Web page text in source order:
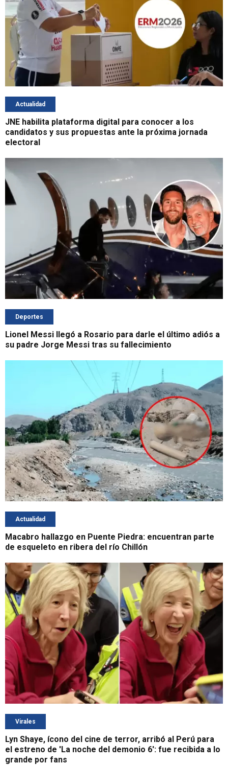
Actualidad
JNE habilita plataforma digital para conocer a los
candidatos y sus propuestas ante la próxima jornada
electoral
Deportes
Lionel Messi llegó a Rosario para darle el último adiós a
su padre Jorge Messi tras su fallecimiento
Actualidad
Macabro hallazgo en Puente Piedra: encuentran parte
de esqueleto en ribera del río Chillón
Virales
Lyn Shaye, ícono del cine de terror, arribó al Perú para
el estreno de 'La noche del demonio 6': fue recibida a lo
grande por fans